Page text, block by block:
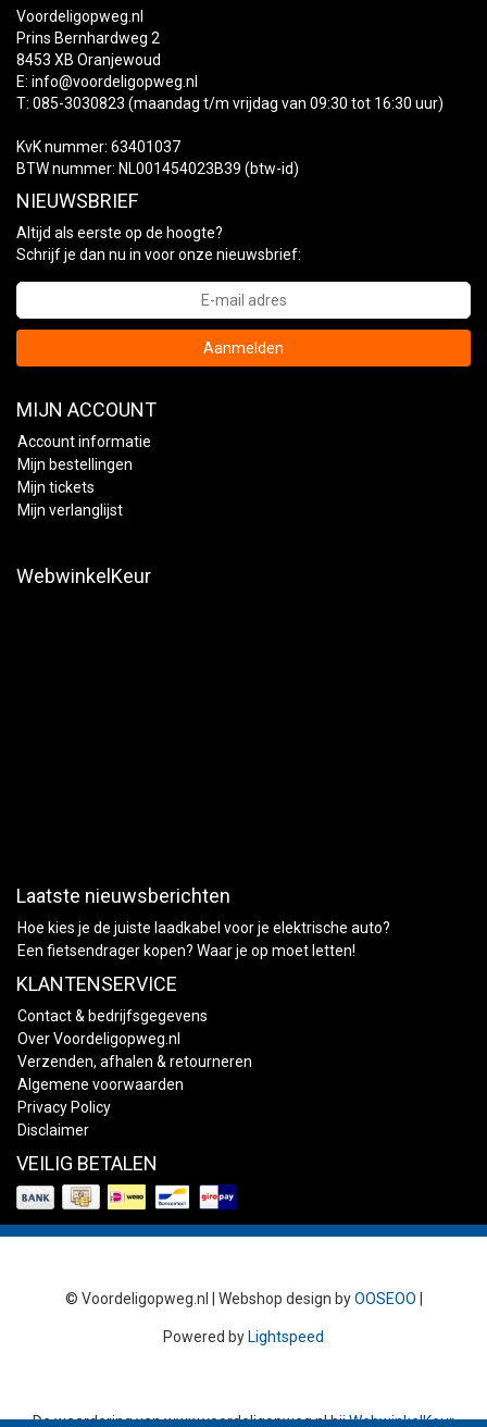
Voordeligopweg.nl
Prins Bernhardweg 2
8453 XB Oranjewoud
E: info@voordeligopweg.nl
T: 085-3030823 (maandag t/m vrijdag van 09:30 tot 16:30 uur)
KvK nummer: 63401037
BTW nummer: NL001454023B39 (btw-id)
NIEUWSBRIEF
Altijd als eerste op de hoogte?
Schrijf je dan nu in voor onze nieuwsbrief:
Aanmelden
MIJN ACCOUNT
Account informatie
Mijn bestellingen
Mijn tickets
Mijn verlanglijst
WebwinkelKeur
Laatste nieuwsberichten
Hoe kies je de juiste laadkabel voor je elektrische auto?
Een fietsendrager kopen? Waar je op moet letten!
KLANTENSERVICE
Contact & bedrijfsgegevens
Over Voordeligopweg.nl
Verzenden, afhalen & retourneren
Algemene voorwaarden
Privacy Policy
Disclaimer
VEILIG BETALEN
© Voordeligopweg.nl | Webshop design byOOSEOO
Powered by Lightspeed
De waardering vanwww.voordeligopweg.nlbijWebwinkelKeur